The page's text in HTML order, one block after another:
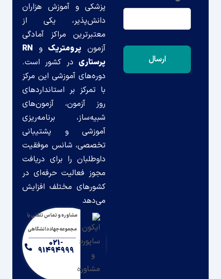
پزشکی و آموزش هزاران
دانش‌پذیر، یکی از
معتبرترین مراکز آمادگی
آزمون
پرومتریکوRN
در کشور است.
دوره‌های آموزشی این مرکز
با تمرکز بر استانداردهای
روز آزمون، آزمون‌های
شبیه‌ساز، برنامه‌ریزی
آموزشی و پشتیبانی
تخصصی، شانس موفقیت
داوطلبان را برای دریافت
مجوز فعالیت حرفه‌ای در
کشورهای مختلف افزایش
مشاوره و تماس تلفنی با
مجموعه جهاد دانشگاهی
021-
91494999